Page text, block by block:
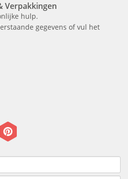
Verpakkingen
hulp.
gegevens of vul het